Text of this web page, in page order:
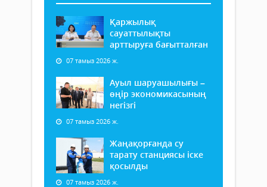
Қаржылық
сауаттылықты
арттыруға бағытталған
07 тамыз 2026 ж.
Ауыл шаруашылығы –
өңір экономикасының
негізгі
07 тамыз 2026 ж.
Жаңақорғанда су
тарату станциясы іске
қосылды
07 тамыз 2026 ж.